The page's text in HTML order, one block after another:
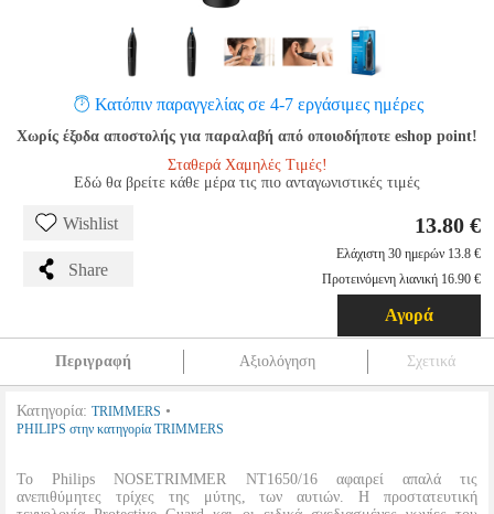
Κατόπιν παραγγελίας σε 4-7 εργάσιμες ημέρες
Χωρίς έξοδα αποστολής για παραλαβή από οποιοδήποτε eshop point!
Σταθερά Χαμηλές Τιμές!
Εδώ θα βρείτε κάθε μέρα τις πιο ανταγωνιστικές τιμές
Wishlist
Share
13.80 €
Ελάχιστη 30 ημερών 13.8 €
Προτεινόμενη λιανική 16.90 €
Αγορά
Περιγραφή Αξιολόγηση Σχετικά
Κατηγορία: TRIMMERS •
PHILIPS στην κατηγορία TRIMMERS
Το Philips NOSETRIMMER NT1650/16 αφαιρεί απαλά τις
ανεπιθύμητες τρίχες της μύτης, των αυτιών. Η προστατευτική